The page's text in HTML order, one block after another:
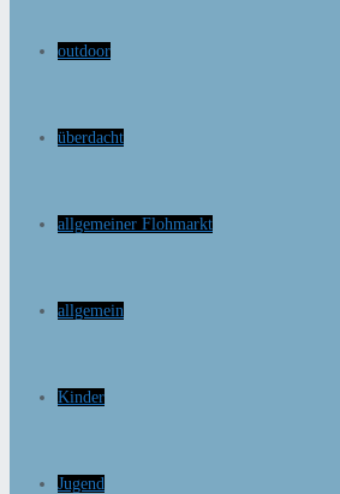
outdoor
überdacht
allgemeiner Flohmarkt
allgemein
Kinder
Jugend